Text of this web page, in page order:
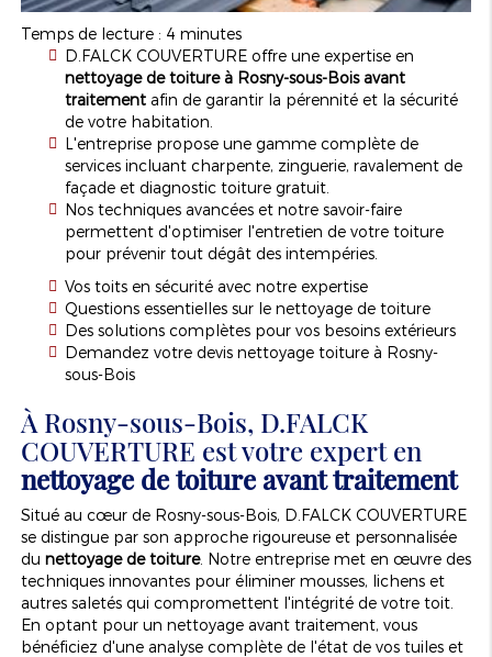
Temps de lecture : 4 minutes
D.FALCK COUVERTURE offre une expertise en
nettoyage de toiture à Rosny-sous-Bois avant
traitementafin de garantir la pérennité et la sécurité
de votre habitation.
L'entreprise propose une gamme complète de
services incluant charpente, zinguerie, ravalement de
façade et diagnostic toiture gratuit.
Nos techniques avancées et notre savoir-faire
permettent d'optimiser l'entretien de votre toiture
pour prévenir tout dégât des intempéries.
Vos toits en sécurité avec notre expertise
Questions essentielles sur le nettoyage de toiture
Des solutions complètes pour vos besoins extérieurs
Demandez votre devis nettoyage toiture à Rosny-
sous-Bois
À Rosny-sous-Bois, D.FALCK
COUVERTURE est votre expert en
nettoyage de toiture avant traitement
Situé au cœur de Rosny-sous-Bois, D.FALCK COUVERTURE
se distingue par son approche rigoureuse et personnalisée
du nettoyage de toiture. Notre entreprise met en œuvre des
techniques innovantes pour éliminer mousses, lichens et
autres saletés qui compromettent l'intégrité de votre toit.
En optant pour un nettoyage avant traitement, vous
bénéficiez d'une analyse complète de l'état de vos tuiles et